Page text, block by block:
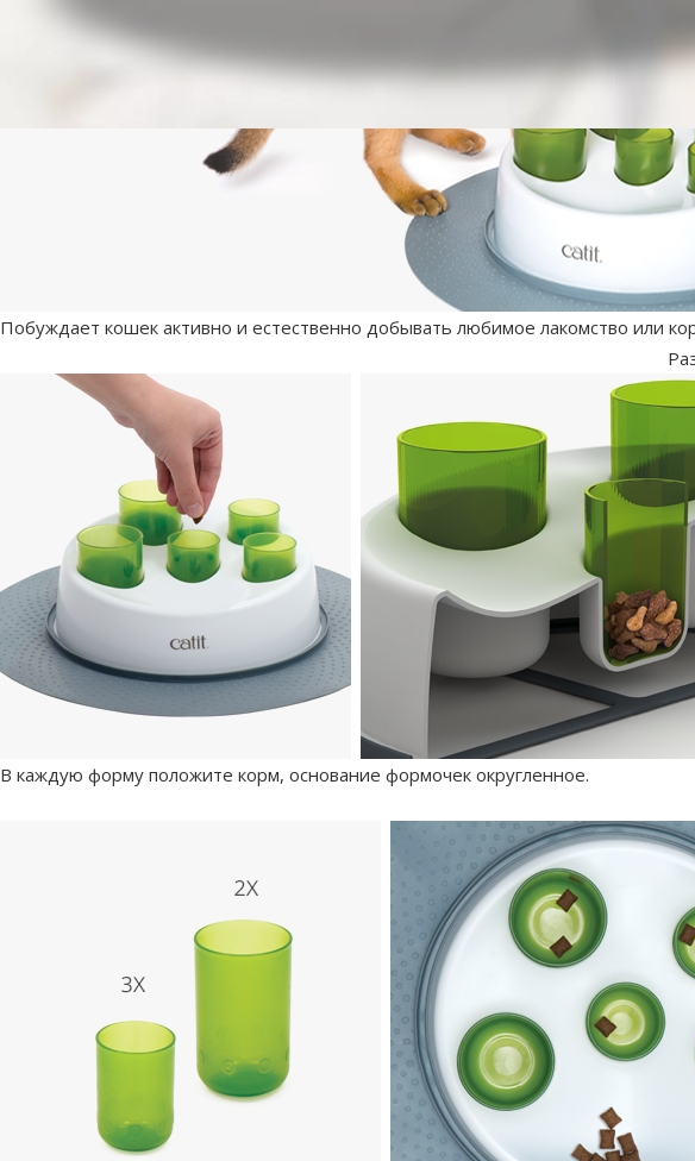
Побуждает кошек активно и естественно добывать любимое лакомство или
В каждую форму положите корм, основание формочек округленное.